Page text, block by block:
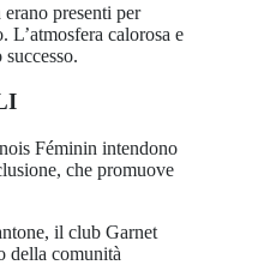
presenti per
calorosa e
Féminin intendono
che promuove
il club Garnet
della comunità